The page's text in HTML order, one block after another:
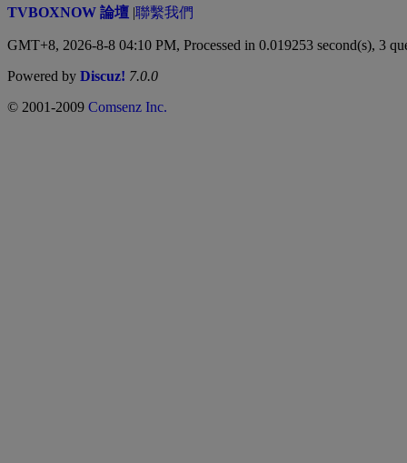
TVBOXNOW 論壇 |聯繫我們
GMT+8, 2026-8-8 04:10 PM, Processed in 0.019253 second(s), 3
Powered by Discuz! 7.0.0
© 2001-2009 Comsenz Inc.